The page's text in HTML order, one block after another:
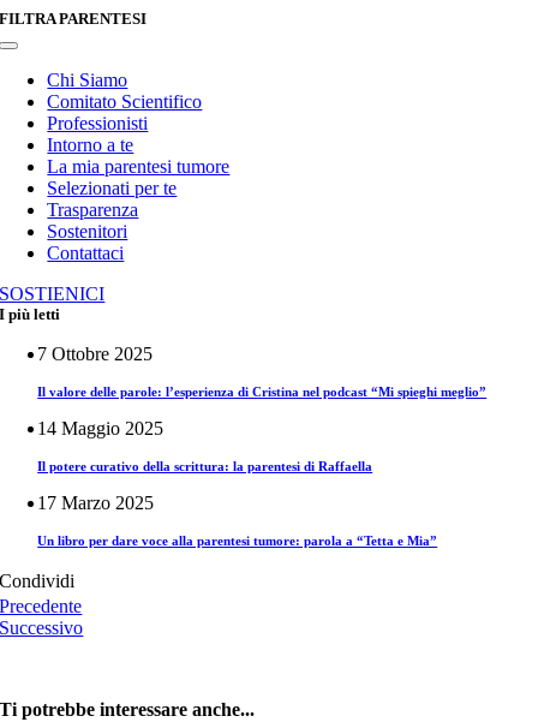
FILTRA PARENTESI
Toggle
NavigationChi Siamo
Comitato Scientifico
Professionisti
Intorno a te
La mia parentesi tumore
Selezionati per te
Trasparenza
Sostenitori
Contattaci
SOSTIENICI
I più letti
7 Ottobre 2025
Il valore delle parole: l’esperienza di Cristina nel podcast “Mi spieghi meglio”
14 Maggio 2025
Il potere curativo della scrittura: la parentesi di Raffaella
17 Marzo 2025
Un libro per dare voce alla parentesi tumore: parola a “Tetta e Mia”
Condividi
Precedente
Successivo
Ti potrebbe interessare anche...